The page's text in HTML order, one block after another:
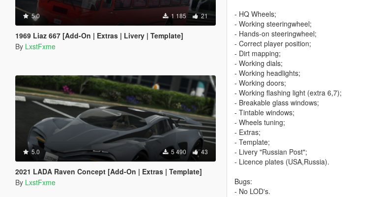
5.0 1 185 21
1969 Liaz 667 [Add-On | Extras | Livery | Template]
By LxstFxme
5.0 5 490 43
2021 LADA Raven Concept [Add-On | Extras | Template]
By LxstFxme
- HQ Wheels;
- Working steeringwheel;
- Hands-on steeringwheel;
- Correct player position;
- Dirt mapping;
- Working dials;
- Working headlights;
- Working doors;
- Working flashing light (extra 6,7);
- Breakable glass windows;
- Tintable windows;
- Wheels tuning;
- Extras;
- Template;
- Livery "Russian Post";
- Licence plates (USA,Russia).
Bugs:
- No LOD's.